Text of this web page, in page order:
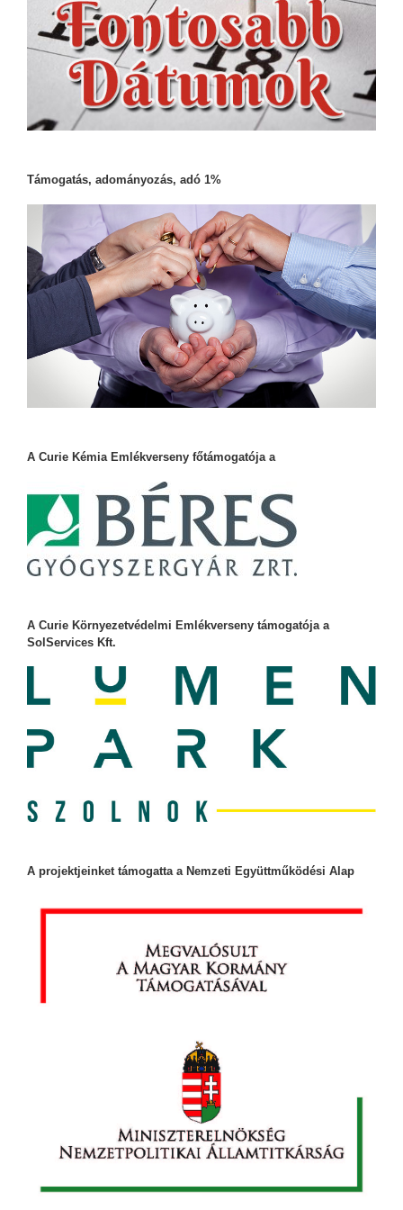
Támogatás, adományozás, adó 1%
A Curie Kémia Emlékverseny főtámogatója a
A Curie Környezetvédelmi Emlékverseny támogatója a
SolServices Kft.
A projektjeinket támogatta a Nemzeti Együttműködési Alap